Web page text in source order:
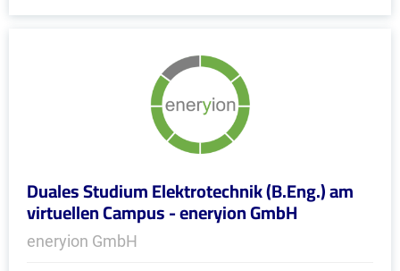
Duales Studium Elektrotechnik (B.Eng.) am
virtuellen Campus - eneryion GmbH
eneryion GmbH